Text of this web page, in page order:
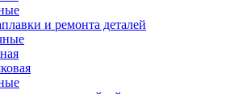
и ремонта деталей